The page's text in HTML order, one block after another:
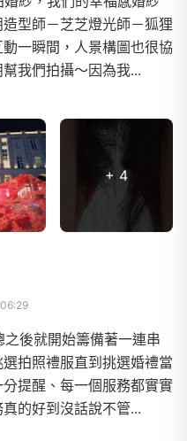
型師－芝芝燈光師－狐狸
一瞬間，人景構圖也很協
我們拍攝～因為我...
+ 4
後就開始籌備著一連串
拍照禮服直到挑選婚禮當
提醒、每一個服務都實實
的好到沒話說不管...